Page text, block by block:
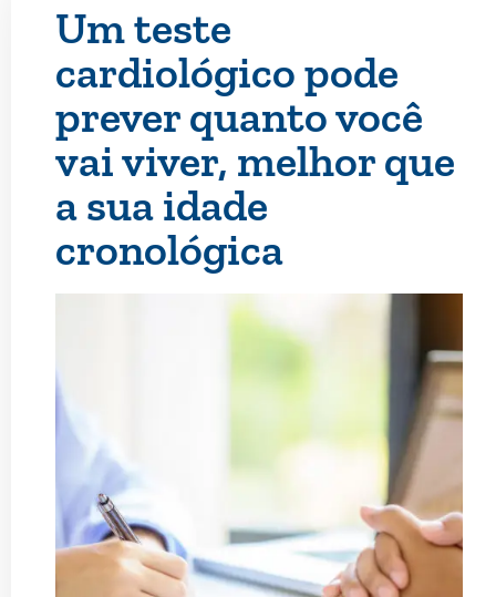
Um teste
cardiológico pode
prever quanto você
vai viver, melhor que
a sua idade
cronológica